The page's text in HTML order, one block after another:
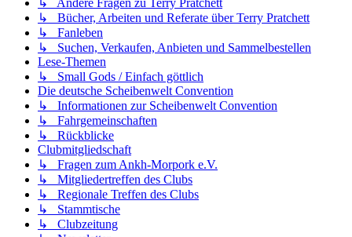
↳ Andere Fragen zu Terry Pratchett
↳ Bücher, Arbeiten und Referate über Terry Pratchett
↳ Fanleben
↳ Suchen, Verkaufen, Anbieten und Sammelbestellen
Lese-Themen
↳ Small Gods / Einfach göttlich
Die deutsche Scheibenwelt Convention
↳ Informationen zur Scheibenwelt Convention
↳ Fahrgemeinschaften
↳ Rückblicke
Clubmitgliedschaft
↳ Fragen zum Ankh-Morpork e.V.
↳ Mitgliedertreffen des Clubs
↳ Regionale Treffen des Clubs
↳ Stammtische
↳ Clubzeitung